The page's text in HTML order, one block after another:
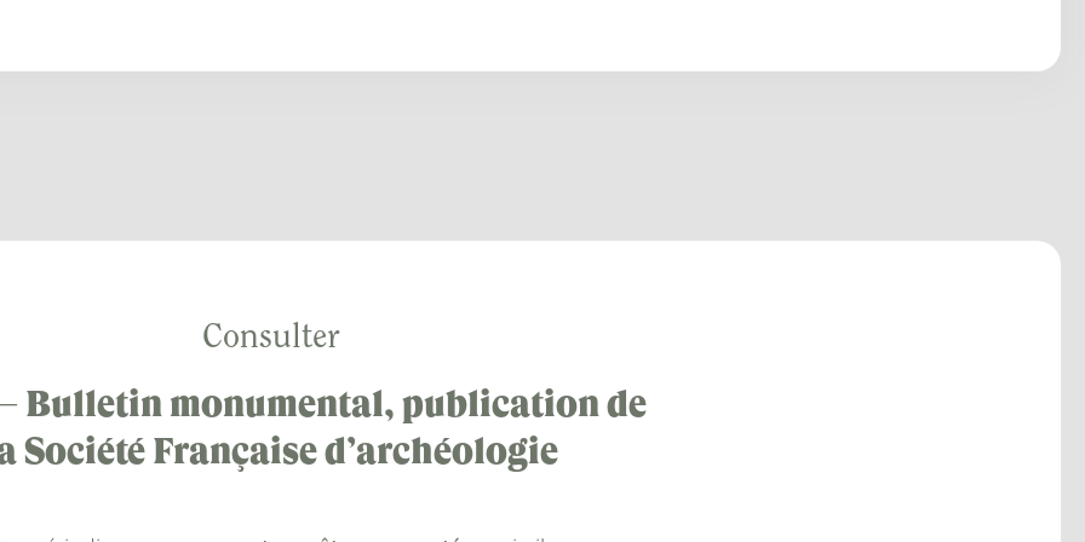
Consulter
– Bulletin monumental, publication de
Société Française d’archéologie